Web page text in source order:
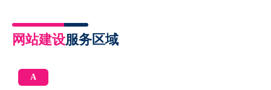
网站建设服务区域
A